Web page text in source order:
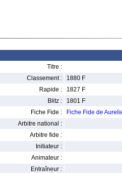
Titre :
Classement :
1880 F
Rapide :
1827 F
Blitz :
1801 F
Fiche Fide :
Fiche Fide de
Arbitre national :
Arbitre fide :
Initiateur :
Animateur :
Entraîneur :